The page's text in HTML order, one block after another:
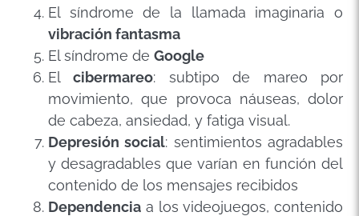
El síndrome de la llamada imaginaria o
vibración fantasma
El síndrome de Google
Elcibermareo: subtipo de mareo por
movimiento, que provoca náuseas, dolor
de cabeza, ansiedad, y fatiga visual.
Depresión social: sentimientos agradables
y desagradables que varían en función del
contenido de los mensajes recibidos
Dependencia a los videojuegos, contenido